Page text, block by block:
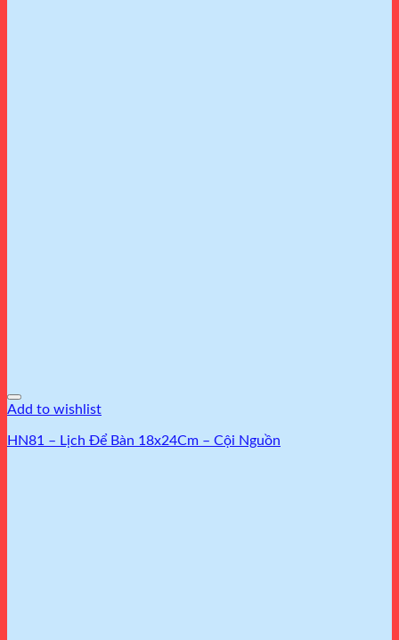
Add to wishlist
HN81 – Lịch Để Bàn 18x24Cm – Cội Nguồn